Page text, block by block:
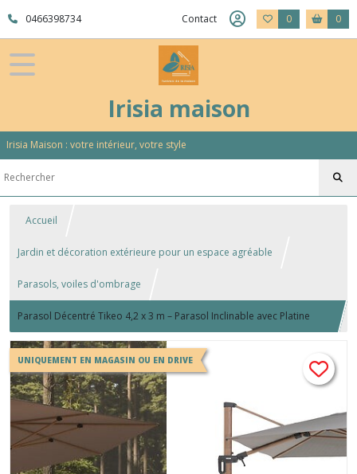
0466398734 Contact 0 0
Irisia maison
Irisia Maison : votre intérieur, votre style
Accueil
Jardin et décoration extérieure pour un espace agréable
Parasols, voiles d'ombrage
Parasol Décentré Tikeo 4,2 x 3 m – Parasol Inclinable avec Platine
Polyester
UNIQUEMENT EN MAGASIN OU EN DRIVE